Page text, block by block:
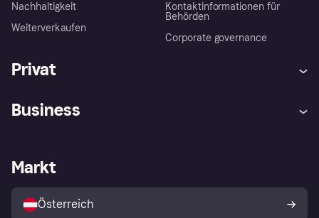
Nachhaltigkeit
Weiterverkaufen
Kontaktinformationen für
Behörden
Corporate governance
Privat
Shops entdecken
Business
Händlerportal
Markt
Österreich